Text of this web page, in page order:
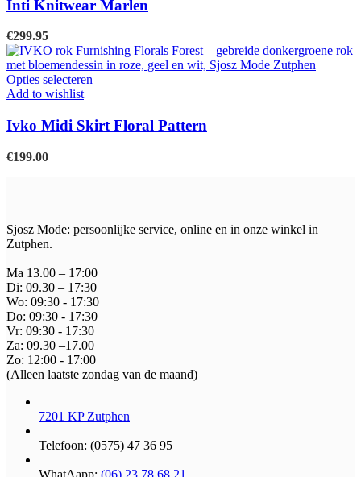
variaties.
optie
kan
gekozen
worden
de
productpagina
Inti Knitwear Marlen
€299.95
Opties selecteren
meerdere
variaties.
de
Add to wishlist
Ivko Midi Skirt Floral Pattern
€199.00
Sjosz Mode: persoonlijke service, online en in onze winkel in
Zutphen.
Ma 13.00 – 17:00
Di: 09.30 – 17:30
Wo: 09:30 - 17:30
Do: 09:30 - 17:30
Vr: 09:30 - 17:30
Za: 09.30 –17.00
Zo: 12:00 - 17:00
(Alleen laatste zondag van de maand)
7201 KP Zutphen
Telefoon: (0575) 47 36 95
WhatAapp: (06) 23 78 68 21